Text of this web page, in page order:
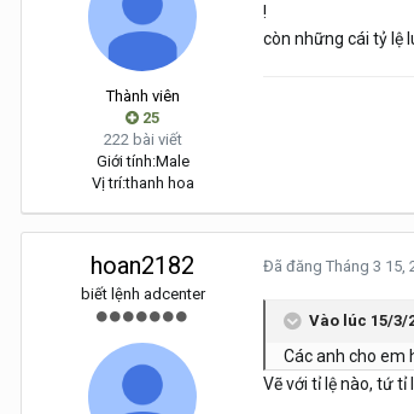
Thành viên
25
222 bài viết
Giới tính:Male
Vị trí:thanh hoa
!
còn những cái tỷ lệ
hoan2182
biết lệnh adcenter
Đã đăng Tháng 3 15,
Vào lúc 15/3/
Các anh cho em
Vẽ với tỉ lệ nào, tứ